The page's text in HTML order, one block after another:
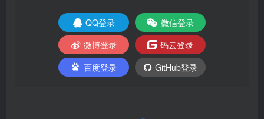
QQ登录
微信登录
微博登录
码云登录
百度登录
GitHub登录